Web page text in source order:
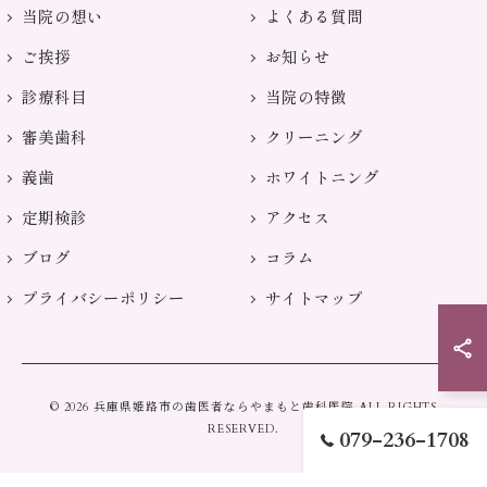
079-236-1708
当院の想い
よくある質問
ご挨拶
お知らせ
診療科目
当院の特徴
審美歯科
クリーニング
義歯
ホワイトニング
定期検診
アクセス
ブログ
コラム
プライバシーポリシー
サイトマップ
© 2026 兵庫県姫路市の歯医者ならやまもと歯科医院 ALL RIGHTS
RESERVED.